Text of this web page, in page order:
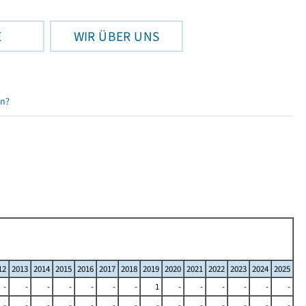
WIR ÜBER UNS
2013 2014 2015 2016 2017 2018 2019 2020 2021 2022 2023 2024 2025
- - - - - - - 1 - - - - -
-